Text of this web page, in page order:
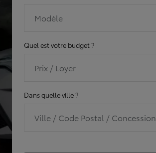
Modèle
Quel est votre budget ?
Prix / Loyer
Dans quelle ville ?
Ville / Code Postal / Concession